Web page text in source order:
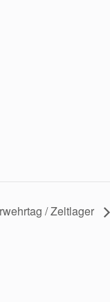
/ Zeltlager